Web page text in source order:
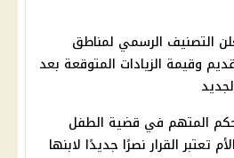
التصنيف الرسمي لمناطق
وقيمة الزيادات المتوقعة بعد
المتهم في قضية الطفل
تعتبر القرار نصرًا جديدًا لابنها